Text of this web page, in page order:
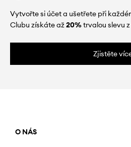
Vytvořte si účet a ušetřete při
Clubu získáte až20%trvalou slevu
Zjistěte
O NÁS